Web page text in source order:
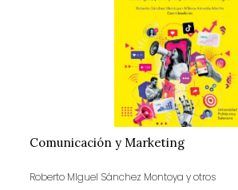
Comunicación y Marketing
Roberto MIguel Sánchez Montoya y otros